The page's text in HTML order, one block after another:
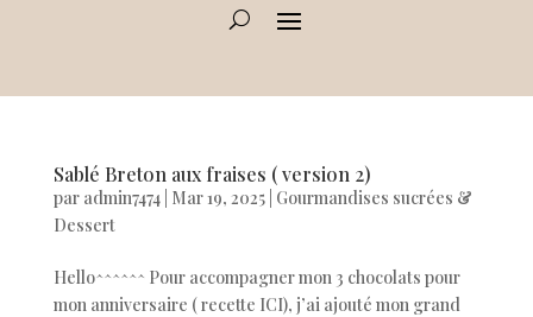
Sablé Breton aux fraises ( version 2)
par admin7474| Mar 19, 2025| Gourmandises sucrées &
Dessert
Hello^^^^^^ Pour accompagner mon 3 chocolats pour
mon anniversaire ( recette ICI), j’ai ajouté mon grand